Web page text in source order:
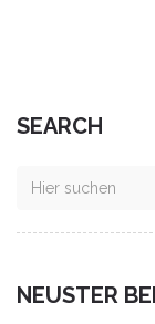
SEARCH
NEUSTER